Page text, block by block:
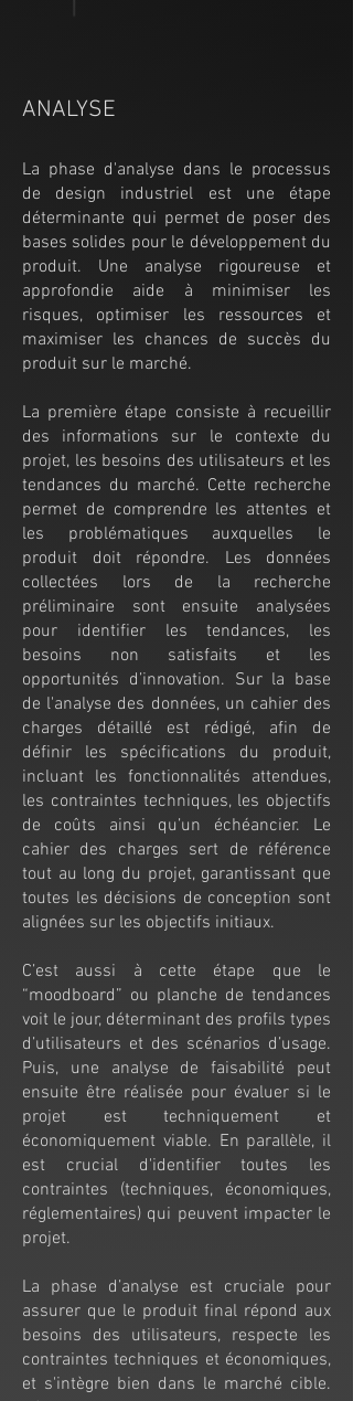
ANALYSE
La phase d'analyse dans le processus
de design industriel est une étape
déterminante qui permet de poser des
bases solides pour le développement du
produit. Une analyse rigoureuse et
approfondie aide à minimiser les
risques, optimiser les ressources et
maximiser les chances de succès du
produit sur le marché.
La première étape consiste à recueillir
des informations sur le contexte du
projet, les besoins des utilisateurs et les
tendances du marché. Cette recherche
permet de comprendre les attentes et
les problématiques auxquelles le
produit doit répondre. Les données
collectées lors de la recherche
préliminaire sont ensuite analysées
pour identifier les tendances, les
besoins non satisfaits et les
opportunités d’innovation. Sur la base
de l'analyse des données, un cahier des
charges détaillé est rédigé, afin de
définir les spécifications du produit,
incluant les fonctionnalités attendues,
les contraintes techniques, les objectifs
de coûts ainsi qu’un échéancier. Le
cahier des charges sert de référence
tout au long du projet, garantissant que
toutes les décisions de conception sont
alignées sur les objectifs initiaux.
C’est aussi à cette étape que le
“moodboard” ou planche de tendances
voit le jour, déterminant des profils types
d’utilisateurs et des scénarios d’usage.
Puis, une analyse de faisabilité peut
ensuite être réalisée pour évaluer si le
projet est techniquement et
économiquement viable. En parallèle, il
est crucial d'identifier toutes les
contraintes (techniques, économiques,
réglementaires) qui peuvent impacter le
projet.
La phase d’analyse est cruciale pour
assurer que le produit final répond aux
besoins des utilisateurs, respecte les
contraintes techniques et économiques,
et s'intègre bien dans le marché cible.